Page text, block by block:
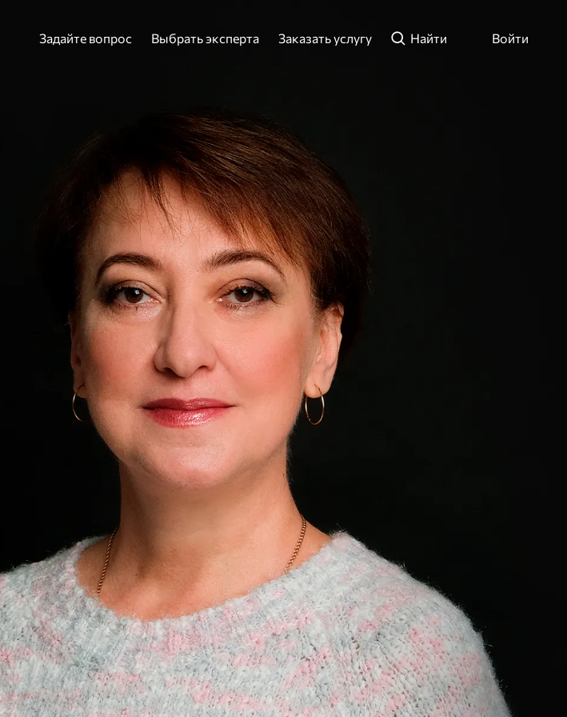
Задайте вопрос Выбрать эксперта Заказать услугу Найти Войти
Адрес эл. почты или телефон
Пароль
Войти
Вспомнить пароль Зарегистрироваться